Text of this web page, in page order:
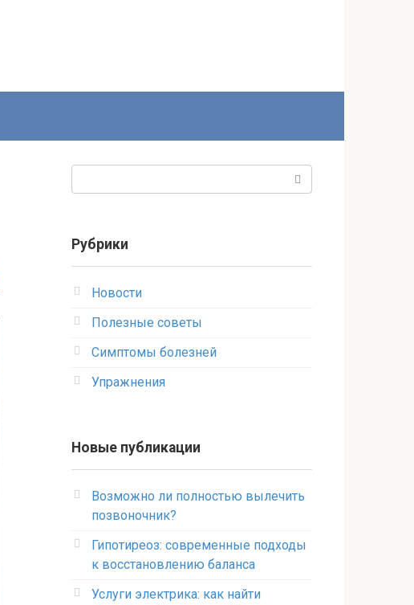
Рубрики
Новости
Полезные советы
Симптомы болезней
Упражнения
Новые публикации
Возможно ли полностью вылечить
позвоночник?
Гипотиреоз: современные подходы
к восстановлению баланса
Услуги электрика: как найти